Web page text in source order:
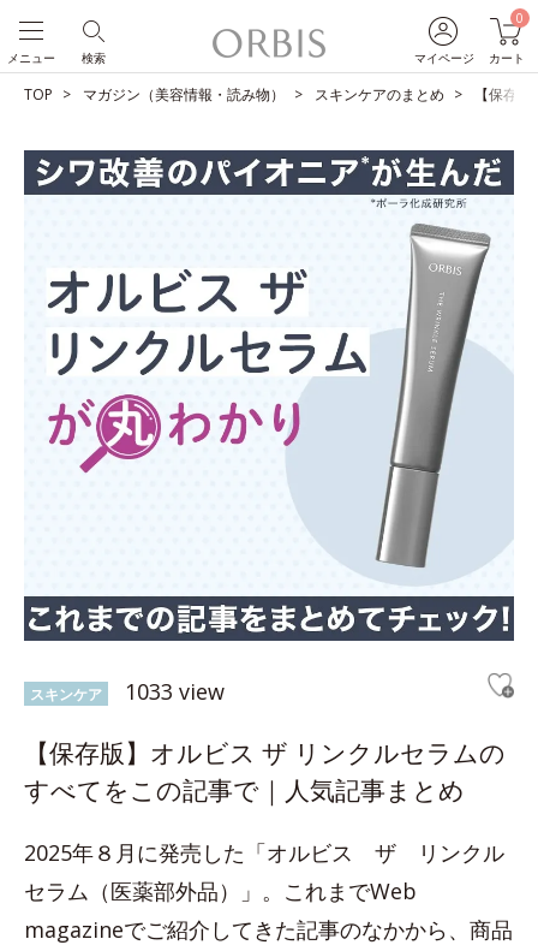
マイページ
0
カート
検索
メニュー
TOP マガジン（美容情報・読み物） スキンケアのまとめ 【保存
スキンケア 1033 view
【保存版】オルビス ザ リンクルセラムの
すべてをこの記事で｜人気記事まとめ
2025年８月に発売した「オルビス ザ リンクル
セラム（医薬部外品）」。これまでWeb
magazineでご紹介してきた記事のなかから、商品